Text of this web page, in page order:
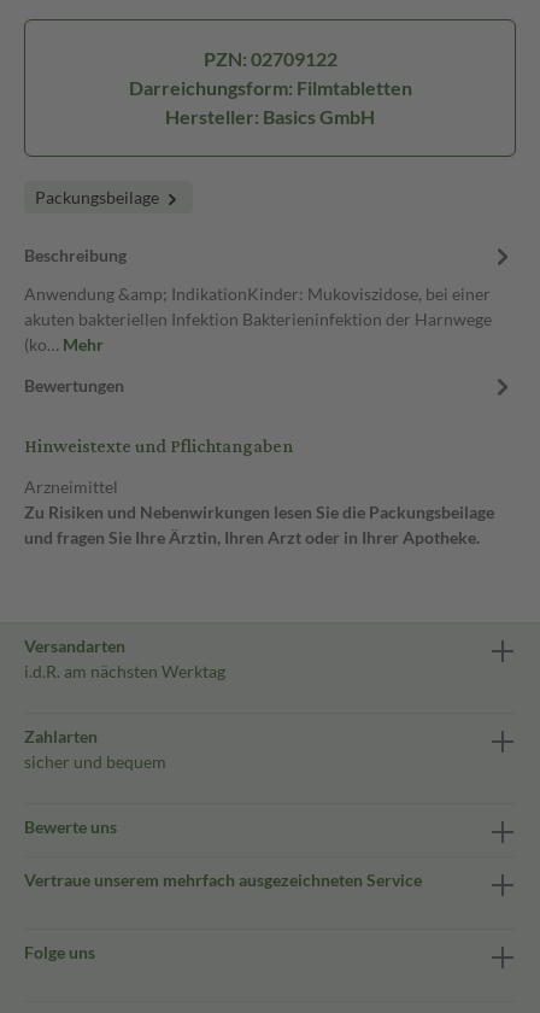
PZN: 02709122
Darreichungsform: Filmtabletten
Hersteller: Basics GmbH
Packungsbeilage
Beschreibung
Anwendung &amp; IndikationKinder: Mukoviszidose, bei einer
akuten bakteriellen Infektion Bakterieninfektion der Harnwege
(ko… Mehr
Bewertungen
Hinweistexte und Pflichtangaben
Arzneimittel
Zu Risiken und Nebenwirkungen lesen Sie die Packungsbeilage
und fragen Sie Ihre Ärztin, Ihren Arzt oder in Ihrer Apotheke.
Versandarten
i.d.R. am nächsten Werktag
Zahlarten
sicher und bequem
Bewerte uns
Vertraue unserem mehrfach ausgezeichneten Service
Folge uns